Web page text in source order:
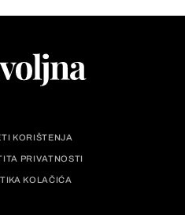
KORIŠTENJA
PRIVATNOSTI
KOLAČIĆA